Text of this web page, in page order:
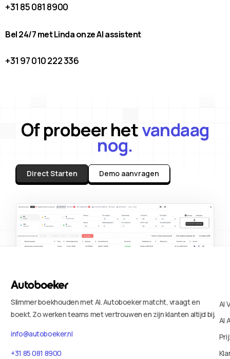
+31 85 081 8900
Bel 24/7 met Linda onze AI assistent
+31 97 010 222 336
Of probeer hetvandaag
nog.
Direct Starten Demo aanvragen
Slimmer boekhouden met AI. Autoboeker matcht, vraagt en
boekt. Zo werken teams met vertrouwen en zijn klanten altijd bij.
info@autoboeker.nl
+31 85 081 8900
AI
AI